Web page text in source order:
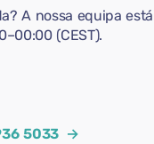
A nossa equipa
(CEST).
5033 →